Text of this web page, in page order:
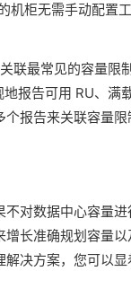
机柜无需手动配置工
联最常见的容量限
报告可用 RU、满
个报告来关联容量限
不对数据中心容量进
增长准确规划容量以
解决方案，您可以显